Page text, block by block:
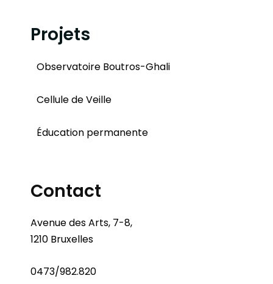
Projets
Observatoire Boutros-Ghali
Cellule de Veille
Éducation permanente
Contact
Avenue des Arts, 7-8,
1210 Bruxelles
0473/982.820